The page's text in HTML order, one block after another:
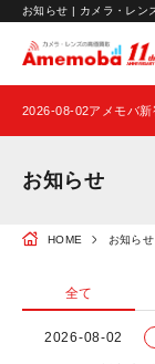
お知らせ | カメラ・レン
お知らせ
お問い合わせ
2026-08-02
お知らせ
HOME お知らせ
全て
2026-08-02